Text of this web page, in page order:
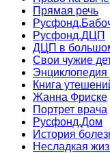
Прямая речь
Русфонд.ДЦП
ДЦП в
Свои чужие
Энциклопедия
Книга
Жанна Фриске
Портрет врача
Русфонд.Дом
История
Несладкая